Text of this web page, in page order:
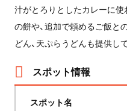
汁がとろりとしたカレーに使
の餅や、追加で頼めるご飯と
どん、天ぷらうどんも提供し
スポット情報
スポット名